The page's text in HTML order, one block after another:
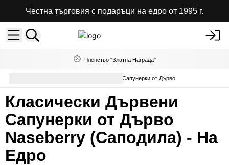
Честна търговия с подаръци на едро от 1995 г.
Членство "Златна Награда"
Сапунерки от Дърво
Класически Дървени
Сапунерки от Дърво
Naseberry (Саподила) - На
Едро